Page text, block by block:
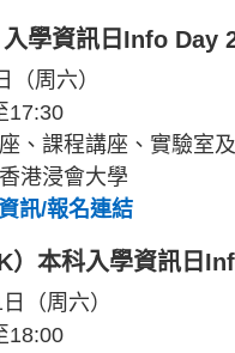
學資訊日Info Day
（周六）
17:30
、課程講座、實驗室
港浸會大學
訊/報名連結
）本科入學資訊日
（周六）
18:00